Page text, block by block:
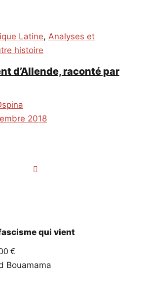
Latine, Analyses et
histoire
d’Allende, raconté par
2018
qui vient
€
Bouamama